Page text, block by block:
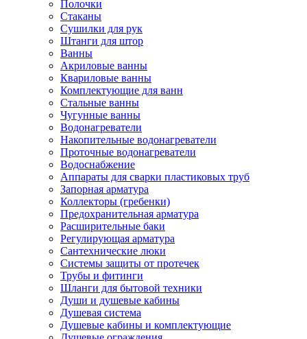
Полочки
Стаканы
Сушилки для рук
Штанги для штор
Ванны
Акриловые ванны
Квариловые ванны
Комплектующие для ванн
Стальные ванны
Чугунные ванны
Водонагреватели
Накопительные водонагреватели
Проточные водонагреватели
Водоснабжение
Аппараты для сварки пластиковых труб
Запорная арматура
Коллекторы (гребенки)
Предохранительная арматура
Расширительные баки
Регулирующая арматура
Сантехнические люки
Системы защиты от протечек
Трубы и фитинги
Шланги для бытовой техники
Души и душевые кабины
Душевая система
Душевые кабины и комплектующие